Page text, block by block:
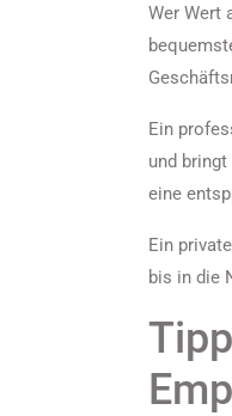
Wer Wert
Ein
und
eine
Ein
bis in die